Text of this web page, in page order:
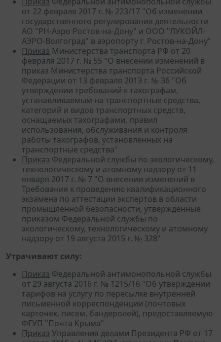
от 22 февраля 2017 г. № 223/17 "Об изменении
государственного регулирования деятельности
АО "РН-Аэро Ростов-на-Дону" и ООО "ЛУКОЙЛ-
АЭРО-Волгоград" в аэропорту г. Ростов-на-Дону"
Приказ Министерства транспорта РФ от 20
февраля 2017 г. № 55 "О внесении изменений в
приказ Министерства транспорта Российской
Федерации от 13 февраля 2013 г. № 36 "Об
утверждении требований к тахографам,
устанавливаемым на транспортные средства,
категорий и видов транспортных средств,
оснащаемых тахографами, правил
использования, обслуживания и контроля
работы тахографов, установленных на
транспортные средства"
Приказ Федеральной службы по экологическому,
технологическому и атомному надзору от 11
января 2017 г. № 7 "О внесении изменений в
Требования к проведению квалификационного
экзамена по аттестации экспертов в области
промышленной безопасности, утвержденные
приказом Федеральной службы по
экологическому, технологическому и атомному
надзору от 19 августа 2015 г. № 328"
Утрачивают силу:
Приказ Федеральной антимонопольной службы
от 29 августа 2016 г. № 1215/16 "Об утверждении
тарифов на услугу по пересылке внутренней
письменной корреспонденции (почтовых
карточек, писем, бандеролей), предоставляемую
ФГУП "Почта Крыма"
Приказ Управления делами Президента РФ от 17